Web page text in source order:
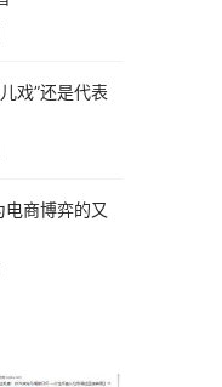
戏”还是代表
电商博弈的又